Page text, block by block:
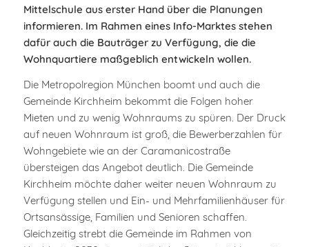
Mittelschule aus erster Hand über die Planungen
informieren. Im Rahmen eines Info-Marktes stehen
dafür auch die Bauträger zu Verfügung, die die
Wohnquartiere maßgeblich entwickeln wollen.
Die Metropolregion München boomt und auch die
Gemeinde Kirchheim bekommt die Folgen hoher
Mieten und zu wenig Wohnraums zu spüren. Der Druck
auf neuen Wohnraum ist groß, die Bewerberzahlen für
Wohngebiete wie an der Caramanicostraße
übersteigen das Angebot deutlich. Die Gemeinde
Kirchheim möchte daher weiter neuen Wohnraum zu
Verfügung stellen und Ein- und Mehrfamilienhäuser für
Ortsansässige, Familien und Senioren schaffen.
Gleichzeitig strebt die Gemeinde im Rahmen von